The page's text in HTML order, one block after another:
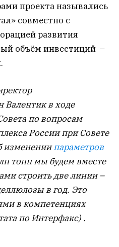
проекта назывались
совместно с
развития
объём инвестиций –
Валентик в ходе
по вопросам
России при Совете
изменениипараметров
тонн мы будем вместе
строить две линии –
в год. Это
в компетенциях
по Интерфакс) .